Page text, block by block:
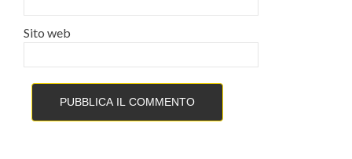
Sito web